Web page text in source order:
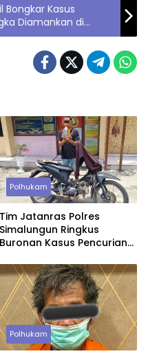
Bongkar Kasus
Diamankan di
Polhukam
Tim Jatanras Polres
Simalungun Ringkus
Buronan Kasus Pencurian
Polhukam